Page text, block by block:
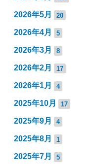
2026年5月 20
2026年4月 5
2026年3月 8
2026年2月 17
2026年1月 4
2025年10月 17
2025年9月 4
2025年8月 1
2025年7月 5